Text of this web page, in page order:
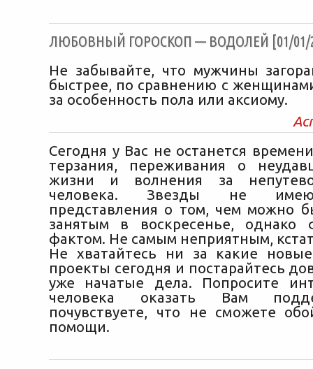
ЛЮБОВНЫЙ ГОРОСКОП — ВОДОЛЕЙ [01/01/
Не забывайте, что мужчины
быстрее, по сравнению с
за особенность пола или аксиому.
Сегодня у Вас не останется
терзания, переживания о
жизни и волнения за
человека. Звезды не
представления о том, чем можно
занятым в воскресенье, однако
фактом. Не самым неприятным,
Не хватайтесь ни за какие
проекты сегодня и постарайтесь
уже начатые дела. Попросите
человека оказать Вам
почувствуете, что не сможете
помощи.